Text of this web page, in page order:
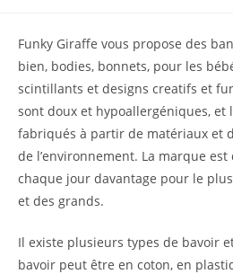
Funky Giraffe vous propose des
bien, bodies, bonnets, pour les
scintillants et designs creatifs et
sont doux et hypoallergéniques, et
fabriqués à partir de matériaux et
de l’environnement. La marque est
chaque jour davantage pour le
et des grands.
Il existe plusieurs types de bavoir
bavoir peut être en coton, en